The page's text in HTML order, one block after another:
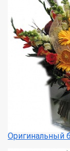
Оригинальный